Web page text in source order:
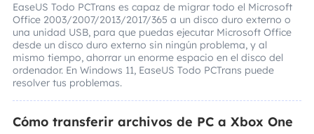
EaseUS Todo PCTrans es capaz de migrar todo el Microsoft
Office 2003/2007/2013/2017/365 a un disco duro externo o
una unidad USB, para que puedas ejecutar Microsoft Office
desde un disco duro externo sin ningún problema, y al
mismo tiempo, ahorrar un enorme espacio en el disco del
ordenador. En Windows 11, EaseUS Todo PCTrans puede
resolver tus problemas.
Cómo transferir archivos de PC a Xbox One